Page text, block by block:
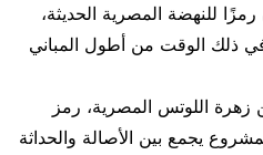
و1961 ليكون رمزًا للنهضة المصرية الحديثة،
مترًا ليصبح في ذلك الوقت من أطول المباني
اللوتس المصرية، رمز
يجمع بين الأصالة والحداثة